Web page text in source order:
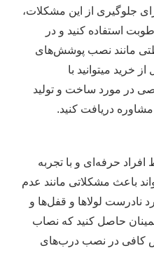
جلوگیری از این مشکلات،
استفاده کنید و در
مانند نصب پوشش‌های
خرید میتوانید با
در مورد ساخت و تولید
دریافت کنید.
حرفه‌ای و با تجربه
باعث مشکلاتی مانند عدم
نادرست لولاها و قفل‌ها و
حاصل کنید که نصاب
کافی در نصب درب‌های